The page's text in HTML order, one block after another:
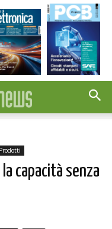
Prodotti
la capacità senza